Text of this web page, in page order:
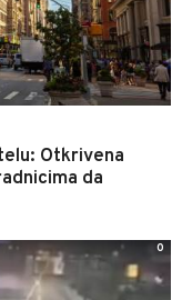
Otkrivena
da
0